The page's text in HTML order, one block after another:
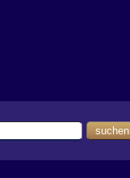
suchen